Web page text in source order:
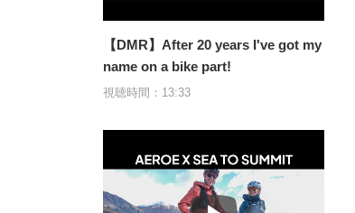
【DMR】After 20 years I've got my
name on a bike part!
視聴時間：13:33